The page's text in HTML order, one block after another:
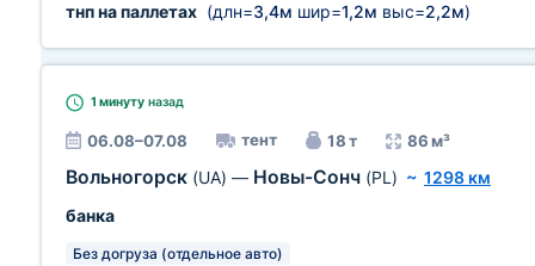
тнп на паллетах (длн=3,4м шир=1,2м выс=2,2м)
1 минуту назад
06.08–07.08 тент 18 т 86 м³
Вольногорск (UA) — Новы-Сонч (PL) ~ 1298 км
банка
Без догруза (отдельное авто)